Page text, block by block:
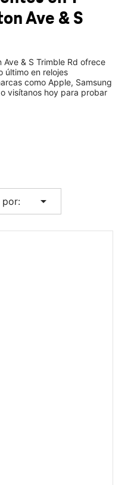
OH 44907
Ave & S
& S Trimble Rd ofrece
último en relojes
como Apple, Samsung
visítanos hoy para probar
por: arrow_drop_down